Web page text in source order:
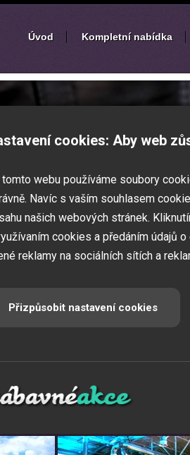
Úvod Kompletní nabídka
zábavných akcí
nebo ples? Připravujete svatbu,
představení pro děti? Pak jste
Zajistíme Vám jednotlivé umělce na
zábavných a firemních akcí.
fotek z
výzdoby a balónkové dekorace.
cookies: Aby web
tomto webu používáme soubory
Navíc s vaším souhlasem
našich webových stránek.
cookies a předáním údajů
reklamy na sociálních sítích a
Přizpůsobit nastavení cookies